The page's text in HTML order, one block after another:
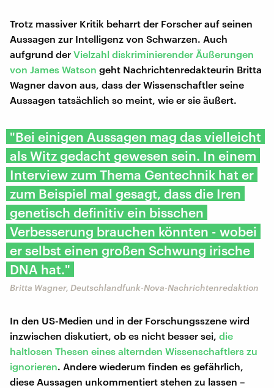
Trotz massiver Kritik beharrt der Forscher auf seinen
Aussagen zur Intelligenz von Schwarzen. Auch
aufgrund der Vielzahl diskriminierender Äußerungen
von James Watson geht Nachrichtenredakteurin Britta
Wagner davon aus, dass der Wissenschaftler seine
Aussagen tatsächlich so meint, wie er sie äußert.
"Bei einigen Aussagen mag das vielleicht
als Witz gedacht gewesen sein. In einem
Interview zum Thema Gentechnik hat er
zum Beispiel mal gesagt, dass die Iren
genetisch definitiv ein bisschen
Verbesserung brauchen könnten - wobei
er selbst einen großen Schwung irische
DNA hat."
Britta Wagner, Deutschlandfunk-Nova-Nachrichtenredaktion
In den US-Medien und in der Forschungsszene wird
inzwischen diskutiert, ob es nicht besser sei, die
haltlosen Thesen eines alternden Wissenschaftlers zu
ignorieren. Andere wiederum finden es gefährlich,
diese Aussagen unkommentiert stehen zu lassen –